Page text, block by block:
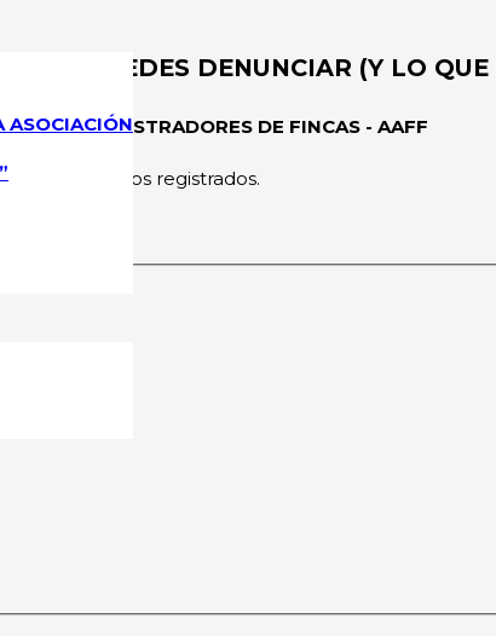
ASOCIACIÓN
QUE PUEDES DENUNCIAR (Y LO
DE ADMINISTRADORES DE FINCAS - AAFF
a los usuarios registrados.